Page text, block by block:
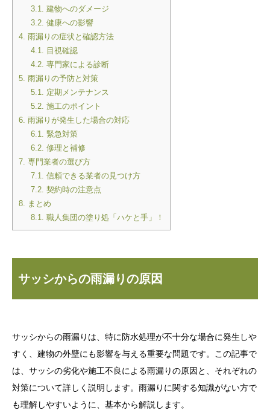
3.1.
建物へのダメージ
3.2. 健康への影響
4. 雨漏りの症状と確認方法
4.1.
目視確認
4.2. 専門家による診断
5. 雨漏りの予防と対策
5.1.
定期メンテナンス
5.2. 施工のポイント
6. 雨漏りが発生した場合の対応
6.1.
緊急対策
6.2. 修理と補修
7. 専門業者の選び方
7.1.
信頼できる業者の見つけ方
7.2. 契約時の注意点
8.
まとめ
8.1.
職人集団の塗り処「ハケと手」！
サッシからの雨漏りの原因
サッシからの雨漏りは、特に防水処理が不十分な場合に発生しや
すく、建物の外壁にも影響を与える重要な問題です。この記事で
は、サッシの劣化や施工不良による雨漏りの原因と、それぞれの
対策について詳しく説明します。雨漏りに関する知識がない方で
も理解しやすいように、基本から解説します。